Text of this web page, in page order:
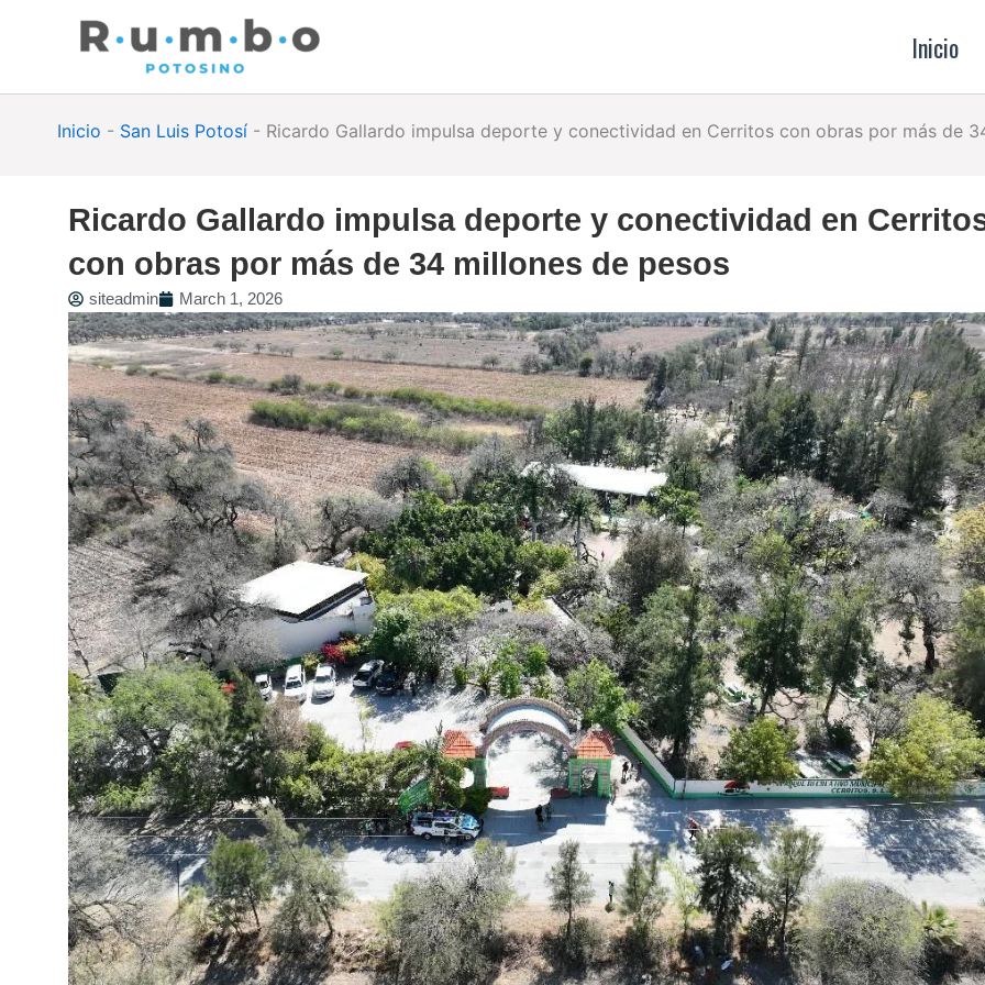
Inicio
Inicio - San Luis Potosí - Ricardo Gallardo impulsa deporte y conectividad en Cerritos con obras por más de
Ricardo Gallardo impulsa deporte y conectividad en
con obras por más de 34 millones de pesos
siteadmin March 1, 2026